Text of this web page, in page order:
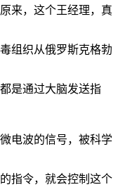
来，这个王经理，真
组织从俄罗斯克格勃
是通过大脑发送指
电波的信号，被科学
指令，就会控制这个